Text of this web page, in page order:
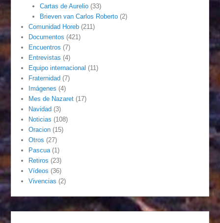
Cartas de Aurelio(33)
Brieven van Carlos Roberto(2)
Comunidad Horeb (211)
Documentos (421)
Encuentros (7)
Entrevistas (4)
Equipo internacional (11)
Fraternidad (7)
Imágenes (4)
Mes de Nazaret (17)
Navidad (3)
Noticias (108)
Oracion (15)
Otros (27)
Pascua (1)
Retiros (23)
Vídeos (36)
Vivencias (2)